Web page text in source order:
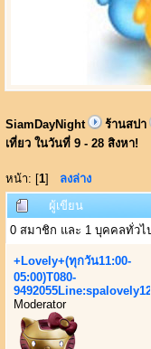
SiamDayNight ร้านสปา
เที่ยว ในวันที่ 9 - 28 สิงหา!
หน้า: [1] ลงล่าง
ผู้เขียน
0 สมาชิก และ 1 บุคคลทั่วไ
+Lovely+(ทุกวัน11:00-
05:00)T080-
9492055Line:spalovely123
Moderator